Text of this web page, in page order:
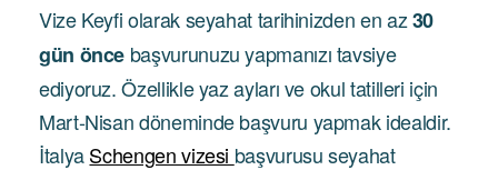
Vize Keyfi olarak seyahat tarihinizden en az30
gün önce başvurunuzu yapmanızı tavsiye
ediyoruz. Özellikle yaz ayları ve okul tatilleri için
Mart-Nisan döneminde başvuru yapmak idealdir.
İtalyaSchengen vizesi başvurusu seyahat